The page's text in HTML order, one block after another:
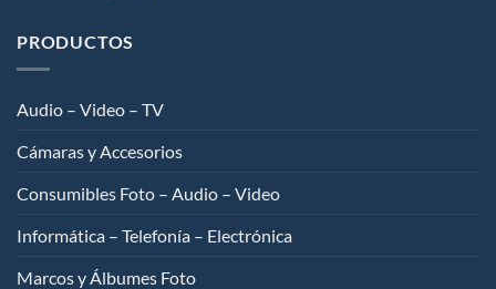
PRODUCTOS
Audio – Video – TV
Cámaras y Accesorios
Consumibles Foto – Audio – Video
Informática – Telefonía – Electrónica
Marcos y Álbumes Foto